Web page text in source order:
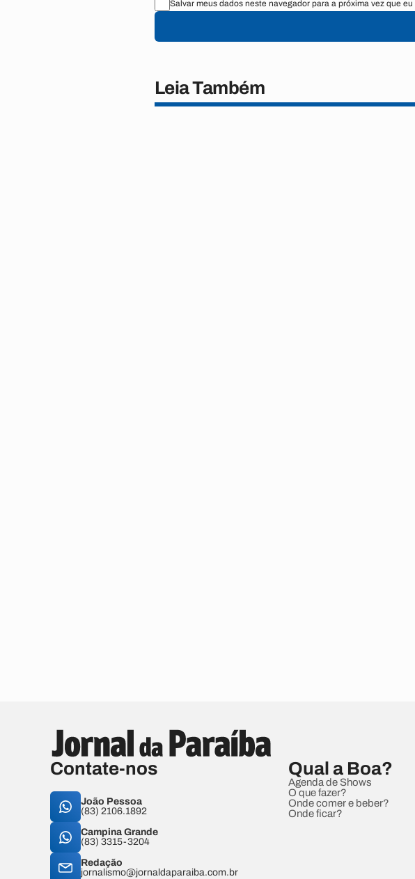
Salvar meus dados neste navegador para a próxima vez que eu
Leia Também
Contate-nos
João Pessoa
(83) 2106.1892
Campina Grande
(83) 3315-3204
Redação
jornalismo@jornaldaparaiba.com.br
Qual a Boa?
Agenda de Shows
O que fazer?
Onde comer e beber?
Onde ficar?